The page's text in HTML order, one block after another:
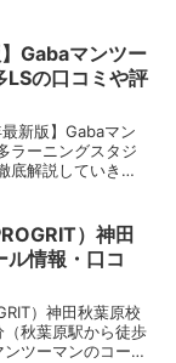
算とスケジュール
謝制」で英会話レ
す。また、現在
話では大好評の
円》で英会話
きるキャンペーン
Gabaマンツー
LSの口コミや評
新版】Gabaマン
ラーニングスタジ
底解説していきま
ケジュールに合わ
で英会話レッスン
、現在Gabaマン
好評の《お試しコ
英会話レッスンを
ペーン実施中で
）神田
ル情報・口コ
）神田秋葉原校
秋葉原駅から徒歩
ツーマンのコーチ